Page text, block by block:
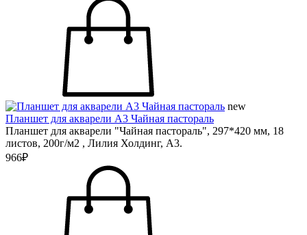
new
Планшет для акварели А3 Чайная пастораль
Планшет для акварели "Чайная пастораль", 297*420 мм, 18
листов, 200г/м2 , Лилия Холдинг, А3.
966₽